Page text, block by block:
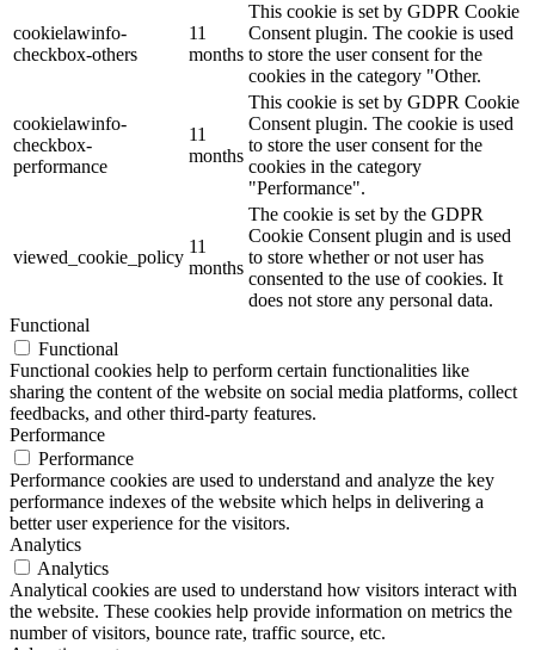
cookielawinfo-
checkbox-others
11
months
This cookie is set by GDPR Cookie
Consent plugin. The cookie is used
to store the user consent for the
cookies in the category "Other.
cookielawinfo-
checkbox-
performance
11
months
This cookie is set by GDPR Cookie
Consent plugin. The cookie is used
to store the user consent for the
cookies in the category
"Performance".
viewed_cookie_policy
11
months
The cookie is set by the GDPR
Cookie Consent plugin and is used
to store whether or not user has
consented to the use of cookies. It
does not store any personal data.
Functional
Functional
Functional cookies help to perform certain functionalities like
sharing the content of the website on social media platforms, collect
feedbacks, and other third-party features.
Performance
Performance
Performance cookies are used to understand and analyze the key
performance indexes of the website which helps in delivering a
better user experience for the visitors.
Analytics
Analytics
Analytical cookies are used to understand how visitors interact with
the website. These cookies help provide information on metrics the
number of visitors, bounce rate, traffic source, etc.